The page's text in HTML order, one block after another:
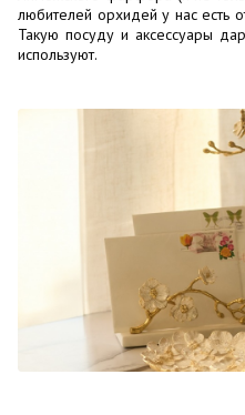
любителей орхидей у нас есть
Такую посуду и аксессуары
используют.